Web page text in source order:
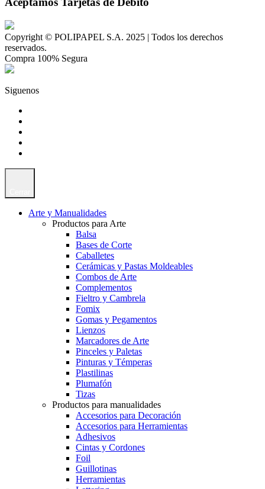
Copyright © POLIPAPEL S.A. 2025 | Todos los derechos
reservados.
Compra 100% Segura
Siguenos
Arte y Manualidades
Productos para Arte
Balsa
Bases de Corte
Caballetes
Cerámicas y Pastas Moldeables
Combos de Arte
Complementos
Fieltro y Cambrela
Fomix
Gomas y Pegamentos
Lienzos
Marcadores de Arte
Pinceles y Paletas
Pinturas y Témperas
Plastilinas
Plumafón
Tizas
Productos para manualidades
Accesorios para Decoración
Accesorios para Herramientas
Adhesivos
Cintas y Cordones
Foil
Guillotinas
Herramientas